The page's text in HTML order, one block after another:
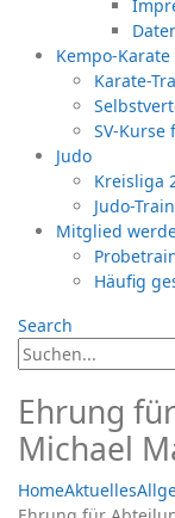
Kempo-Karate
Karate-
SV-Kurse
Judo
Kreisliga
Judo-
Mitglied
Häufig
Search
Ehrung
Michael
HomeAktuelles